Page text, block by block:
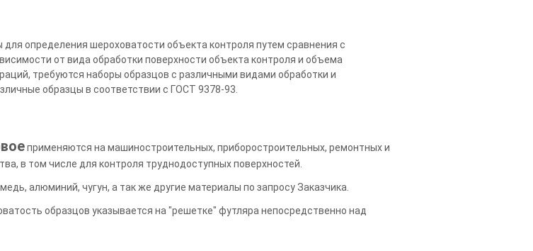
определения шероховатости объекта контроля путем сравнения с
от вида обработки поверхности объекта контроля и объема
требуются наборы образцов с различными видами обработки и
образцы в соответствии с ГОСТ 9378-93.
применяются на машиностроительных, приборостроительных, ремонтных и
в том числе для контроля труднодоступных поверхностей.
алюминий, чугун, а так же другие материалы по запросу Заказчика.
образцов указывается на "решетке" футляра непосредственно над